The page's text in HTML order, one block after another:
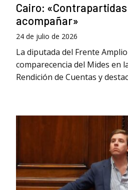
Cairo:
acompañar»
24 de julio de 2026
La diputada del Frente
comparecencia del Mides en
Rendición de Cuentas y